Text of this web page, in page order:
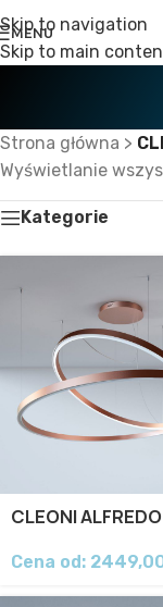
Skip to navigation
Skip to main
MENU
Strona główna >
Wyświetlanie
Kategorie
CLEONI ALFREDO
Cena od: